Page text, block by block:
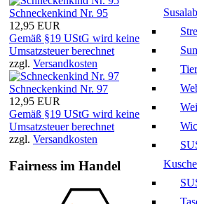
Schneckenkind Nr. 95
12,95 EUR
Gemäß §19 UStG wird keine
Umsatzsteuer berechnet
zzgl. Versandkosten
Schneckenkind Nr. 97
12,95 EUR
Gemäß §19 UStG wird keine
Umsatzsteuer berechnet
zzgl. Versandkosten
Fairness im Handel